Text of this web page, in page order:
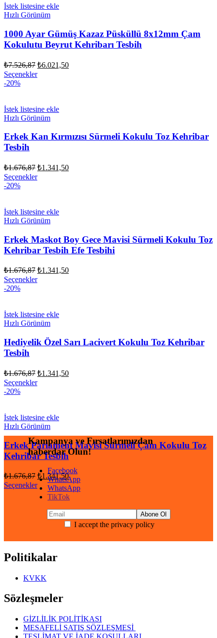
İstek listesine ekle
Hızlı Görünüm
1000 Ayar Gümüş Kazaz Püsküllü 8x12mm Çam
Kokulutu Beyrut Kehribarı Tesbih
₺7.526,87 Orijinal
fiyat:
₺6.021,50Şu
Seçenekler
-20%
İstek listesine ekle
Hızlı Görünüm
Erkek Kan Kırmızısı Sürmeli Kokulu Toz Kehribar
Tesbih
₺1.676,87 Orijinal
fiyat:
₺1.341,50Şu
Seçenekler
-20%
İstek listesine ekle
Hızlı Görünüm
Erkek Maskot Boy Gece Mavisi Sürmeli Kokulu Toz
Kehribar Tesbih Efe Tesbihi
₺1.676,87 Orijinal
fiyat:
₺1.341,50Şu
Seçenekler
-20%
İstek listesine ekle
Hızlı Görünüm
Hediyelik Özel Sarı Lacivert Kokulu Toz Kehribar
Tesbih
₺1.676,87 Orijinal
fiyat:
₺1.341,50Şu
Seçenekler
-20%
İstek listesine ekle
Hızlı Görünüm
Erkek Parlament Mavisi Sürmeli Çam Kokulu Toz
Kehribar Tesbih
₺1.676,87 Orijinal
fiyat:
₺1.676,87.
₺1.341,50Şu
andaki
fiyat:
₺1.341,50.
Seçenekler
Kampanya ve Fırsatlarımızdan
haberdar Olun!
Facebook
WhatsApp
WhatsApp
TikTok
I accept the privacy policy
Politikalar
KVKK
Sözleşmeler
GİZLİLİK POLİTİKASI
MESAFELİ SATIŞ SÖZLEŞMESİ